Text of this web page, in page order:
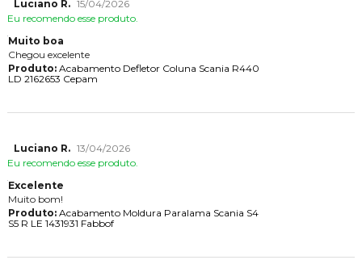
Luciano R. 15/04/2026
Eu recomendo esse produto.
Muito boa
Chegou excelente
Produto:Acabamento Defletor Coluna Scania R440
LD 2162653 Cepam
Luciano R. 13/04/2026
Eu recomendo esse produto.
Excelente
Muito bom!
Produto:Acabamento Moldura Paralama Scania S4
S5 R LE 1431931 Fabbof